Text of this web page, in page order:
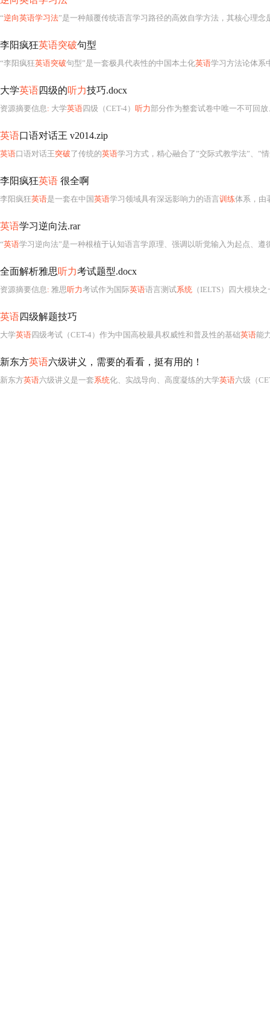
“逆向英语学习法”是一种颠覆传统语言学习路径的高效自学方法，其核心理念是通过从整体到局部
李阳疯狂英语突破句型
“李阳疯狂英语突破句型”是一套极具代表性的中国本土化英语学习方法论体系中的核心教学资源
大学英语四级的听力技巧.docx
资源摘要信息: 大学英语四级（CET-4） 听力部分作为整套试卷中唯一不可回放、不可暂停、高度依
英语口语对话王 v2014.zip
英语口语对话王突破了传统的英语学习方式，精心融合了”交际式教学法”、”
李阳疯狂英语 很全啊
李阳疯狂英语是一套在中国英语学习领域具有深远影响力的语言训练体系，由
英语学习逆向法.rar
“英语学习逆向法”是一种根植于认知语言学原理、强调以听觉输入为起点、遵
全面解析雅思听力考试题型.docx
资源摘要信息: 雅思听力考试作为国际英语语言测试系统 （IELTS）四大模块
英语四级解题技巧
大学英语四级考试（CET-4）作为中国高校最具权威性和普及性的基础英语能
新东方英语六级讲义，需要的看看，挺有用的！
新东方英语六级讲义是一套系统化、实战导向、高度凝练的大学英语六级（CET-6